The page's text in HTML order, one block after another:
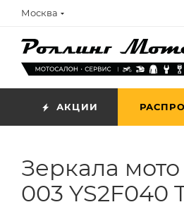
Москва
АКЦИИ
Зеркала
003 YS2F040